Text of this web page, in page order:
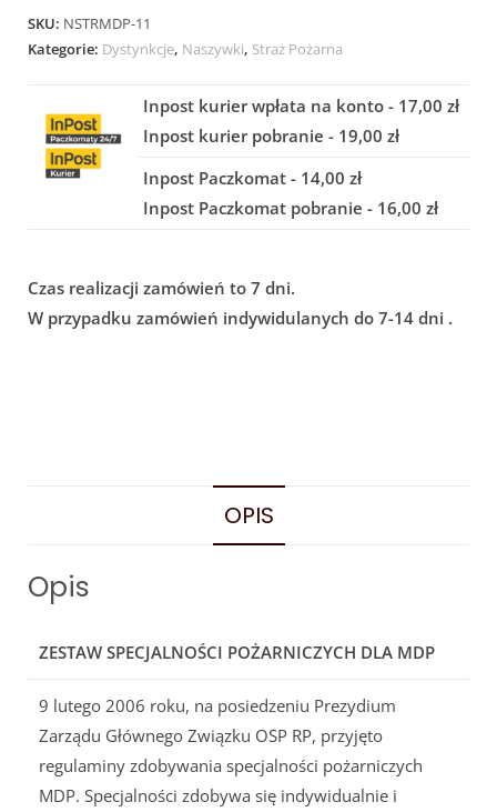
SKU: NSTRMDP-11
Kategorie: Dystynkcje, Naszywki, Straż Pożarna
Inpost kurier wpłata na konto - 17,00 zł
Inpost kurier pobranie - 19,00 zł
Inpost Paczkomat - 14,00 zł
Inpost Paczkomat pobranie - 16,00 zł
Czas realizacji zamówień to 7 dni.
W przypadku zamówień indywidulanych do 7-14 dni .
OPIS
Opis
ZESTAW SPECJALNOŚCI POŻARNICZYCH DLA MDP
9 lutego 2006 roku, na posiedzeniu Prezydium
Zarządu Głównego Związku OSP RP, przyjęto
regulaminy zdobywania specjalności pożarniczych
MDP. Specjalności zdobywa się indywidualnie i